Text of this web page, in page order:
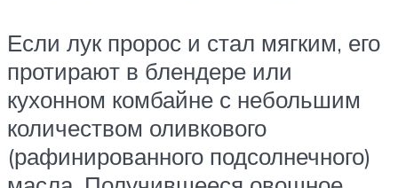
Если лук пророс и стал мягким, его
протирают в блендере или
кухонном комбайне с небольшим
количеством оливкового
(рафинированного подсолнечного)